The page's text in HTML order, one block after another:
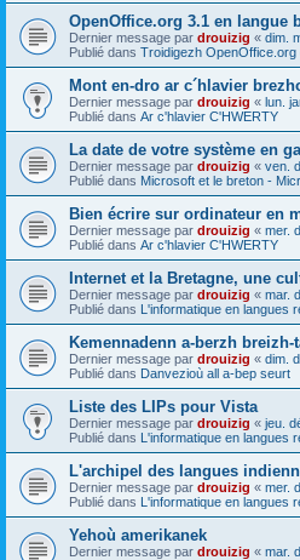
OpenOffice.org 3.1 en langue
Dernier message par drouizig « dim.
Publié dans Troidigezh
Mont en-dro ar c´hlavier
Dernier message par drouizig « lun.
Publié dans Ar c'hlavier C'HWERTY
La date de votre système en
Dernier message par drouizig « ven.
Publié dans Microsoft et le breton -
Bien écrire sur ordinateur en
Dernier message par drouizig « mer.
Publié dans Ar c'hlavier C'HWERTY
Internet et la Bretagne, une
Dernier message par drouizig « mar.
Publié dans L'informatique en langues
Kemennadenn a-berzh breizh-
Dernier message par drouizig « dim.
Publié dans Danvezioù all a-bep seurt
Liste des LIPs pour Vista
Dernier message par drouizig « jeu.
Publié dans L'informatique en langues
L'archipel des langues
Dernier message par drouizig « mer.
Publié dans L'informatique en langues
Yehoù amerikanek
Dernier message par drouizig « mar.